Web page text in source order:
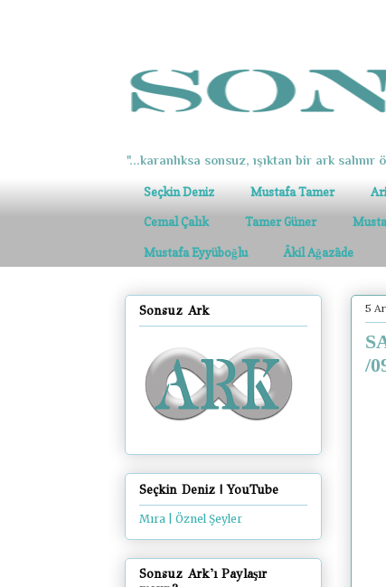
"...karanlıksa sonsuz, ışıktan bir ark salınır
Seçkin Deniz Mustafa Tamer
Cemal Çalık Tamer Güner
Mustafa Eyyüboğlu Âkil Ağazâde
5
/
Sonsuz Ark
Seçkin Deniz | YouTube
Mıra | Öznel Şeyler
Sonsuz Ark'ı Paylaşır